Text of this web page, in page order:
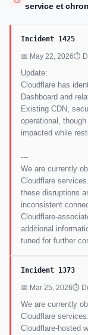
service et
Incident 1425
📅 May 22, 2026⏱
Update:
Cloudflare has
Dashboard and
Existing CDN,
operational,
impacted while
---
We are currently
Cloudflare
these disruptions
inconsistent
Cloudflare-
additional
tuned for further
Incident 1373
📅 Mar 25, 2026⏱
We are currently
Cloudflare
Cloudflare-hosted